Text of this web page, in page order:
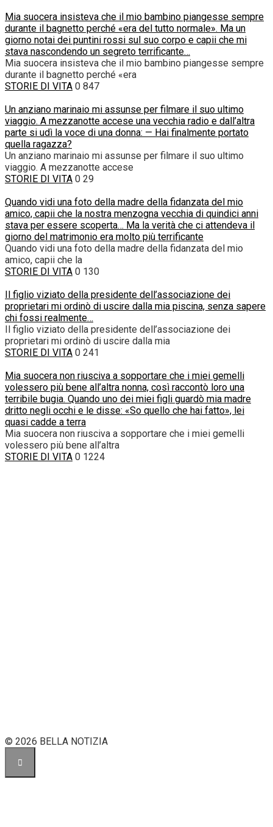
Mia suocera insisteva che il mio bambino piangesse sempre
durante il bagnetto perché «era del tutto normale». Ma un
giorno notai dei puntini rossi sul suo corpo e capii che mi
stava nascondendo un segreto terrificante…
Mia suocera insisteva che il mio bambino piangesse sempre
durante il bagnetto perché «era
STORIE DI VITA 0 847
Un anziano marinaio mi assunse per filmare il suo ultimo
viaggio. A mezzanotte accese una vecchia radio e dall’altra
parte si udì la voce di una donna: — Hai finalmente portato
quella ragazza?
Un anziano marinaio mi assunse per filmare il suo ultimo
viaggio. A mezzanotte accese
STORIE DI VITA 0 29
Quando vidi una foto della madre della fidanzata del mio
amico, capii che la nostra menzogna vecchia di quindici anni
stava per essere scoperta… Ma la verità che ci attendeva il
giorno del matrimonio era molto più terrificante
Quando vidi una foto della madre della fidanzata del mio
amico, capii che la
STORIE DI VITA 0 130
Il figlio viziato della presidente dell’associazione dei
proprietari mi ordinò di uscire dalla mia piscina, senza sapere
chi fossi realmente…
Il figlio viziato della presidente dell’associazione dei
proprietari mi ordinò di uscire dalla mia
STORIE DI VITA 0 241
Mia suocera non riusciva a sopportare che i miei gemelli
volessero più bene all’altra nonna, così raccontò loro una
terribile bugia. Quando uno dei miei figli guardò mia madre
dritto negli occhi e le disse: «So quello che hai fatto», lei
quasi cadde a terra
Mia suocera non riusciva a sopportare che i miei gemelli
volessero più bene all’altra
STORIE DI VITA 0 1224
© 2026 BELLA NOTIZIA